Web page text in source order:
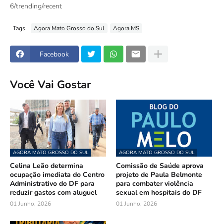
6/trending/recent
Tags Agora Mato Grosso do Sul Agora MS
Facebook
Você Vai Gostar
AGORA MATO GROSSO DO SUL
Celina Leão determina
ocupação imediata do Centro
Administrativo do DF para
reduzir gastos com aluguel
01 Junho, 2026
AGORA MATO GROSSO DO SUL
Comissão de Saúde aprova
projeto de Paula Belmonte
para combater violência
sexual em hospitais do DF
01 Junho, 2026